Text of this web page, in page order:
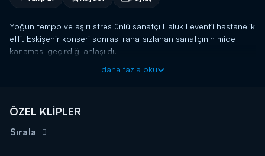
Yoğun tempo ve aşırı stres ünlü sanatçı Haluk Levent'i hastanelik
etti. Eskişehir konseri sonrası rahatsızlanan sanatçının mide
kanaması geçirdiği anlaşıldı.
Kanal D Haber, hafta içi her akşam Kanal D'de!
daha fazla oku
ÖZEL KLİPLER
Sırala